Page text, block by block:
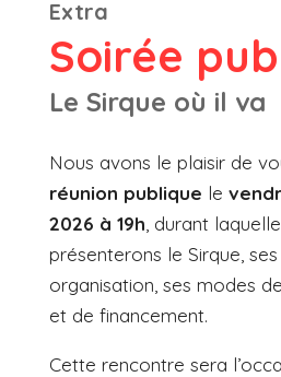
Extra
Soirée
Le Sirque où il va
Nous avons le plaisir de
réunion publique le
2026 à 19h , durant
présenterons le Sirque,
organisation, ses modes
et de financement.
Cette rencontre sera